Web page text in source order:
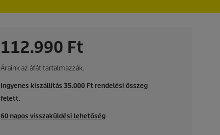
112.990 Ft
Áraink az áfát tartalmazzák.
Ingyenes kiszállítás 35.000 Ft rendelési összeg
felett.
60 napos visszaküldési lehetőség